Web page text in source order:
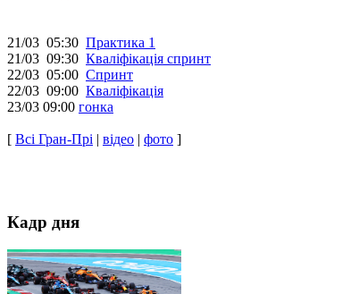
21/03 05:30 Практика 1
21/03 09:30 Кваліфікація спринт
22/03 05:00 Спринт
22/03 09:00 Кваліфікація
23/03 09:00 гонка
[ Всі Гран-Прі | відео | фото ]
Кадр дня